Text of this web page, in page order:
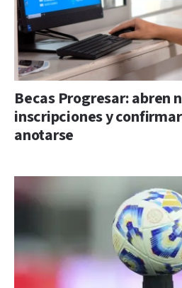
Becas Progresar: abren
inscripciones y
anotarse